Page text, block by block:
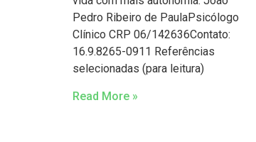
Pedro Ribeiro de PaulaPsicólogo
Clínico CRP 06/142636Contato:
16.9.8265-0911 Referências
selecionadas (para leitura)
Read More »